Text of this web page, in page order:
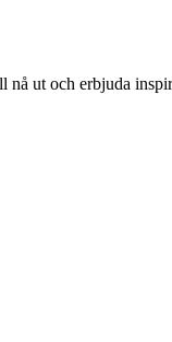
ut och erbjuda